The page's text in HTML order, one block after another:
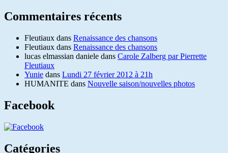
Commentaires récents
Fleutiaux dans Renaissance des chansons
Fleutiaux dans Renaissance des chansons
lucas elmassian daniele dans Carole Zalberg par Pierrette
Fleutiaux
Yunie dans Lundi 27 février 2012 à 21h
HUMANITE dans Nouvelle saison/nouvelles photos
Facebook
Catégories